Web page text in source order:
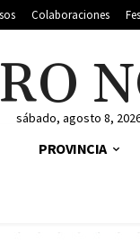
Colaboraciones
sábado, agosto 8,
PROVINCIA